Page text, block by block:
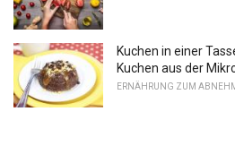
Kuchen in einer
Kuchen aus der
ERNÄHRUNG ZUM